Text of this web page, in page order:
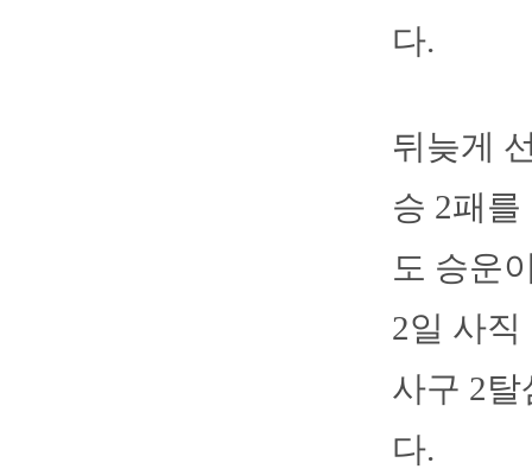
다.
뒤늦게
승 2패
도 승운
2일 사
사구 2
다.